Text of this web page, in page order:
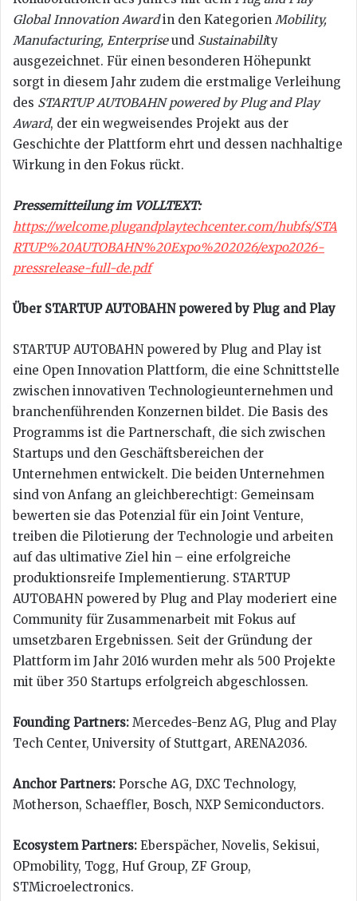
Global Innovation Awardin den Kategorien Mobility,
Manufacturing, Enterpriseund Sustainability
ausgezeichnet. Für einen besonderen Höhepunkt
sorgt in diesem Jahr zudem die erstmalige Verleihung
des STARTUP AUTOBAHN powered by Plug and Play
Award, der ein wegweisendes Projekt aus der
Geschichte der Plattform ehrt und dessen nachhaltige
Wirkung in den Fokus rückt.
Pressemitteilung im VOLLTEXT:
https://welcome.plugandplaytechcenter.com/hubfs/STA
RTUP%20AUTOBAHN%20Expo%202026/expo2026-
pressrelease-full-de.pdf
Über STARTUP AUTOBAHN powered by Plug and Play
STARTUP AUTOBAHN powered by Plug and Play ist
eine Open Innovation Plattform, die eine Schnittstelle
zwischen innovativen Technologieunternehmen und
branchenführenden Konzernen bildet. Die Basis des
Programms ist die Partnerschaft, die sich zwischen
Startups und den Geschäftsbereichen der
Unternehmen entwickelt. Die beiden Unternehmen
sind von Anfang an gleichberechtigt: Gemeinsam
bewerten sie das Potenzial für ein Joint Venture,
treiben die Pilotierung der Technologie und arbeiten
auf das ultimative Ziel hin – eine erfolgreiche
produktionsreife Implementierung. STARTUP
AUTOBAHN powered by Plug and Play moderiert eine
Community für Zusammenarbeit mit Fokus auf
umsetzbaren Ergebnissen. Seit der Gründung der
Plattform im Jahr 2016 wurden mehr als 500 Projekte
mit über 350 Startups erfolgreich abgeschlossen.
Founding Partners: Mercedes-Benz AG, Plug and Play
Tech Center, University of Stuttgart, ARENA2036.
Anchor Partners: Porsche AG, DXC Technology,
Motherson, Schaeffler, Bosch, NXP Semiconductors.
Ecosystem Partners: Eberspächer, Novelis, Sekisui,
OPmobility, Togg, Huf Group, ZF Group,
STMicroelectronics.